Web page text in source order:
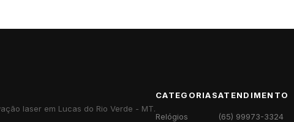
laser em Lucas do Rio Verde - MT.
CATEGORIAS
Relógios
ATENDIMENTO
(65) 99973-3324